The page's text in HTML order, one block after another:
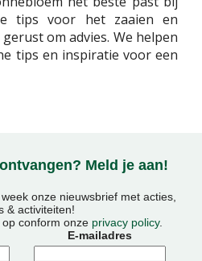
tips voor het zaaien en
om advies. We helpen
tips en inspiratie voor een
Meld je aan!
onze nieuwsbrief met acties,
& activiteiten!
conform onze privacy policy.
E-mailadres